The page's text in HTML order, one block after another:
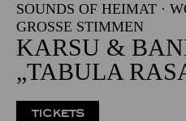
SOUNDS OF HEIMAT ·
GROSSE STIMMEN
KARSU &
„TABULA
TICKETS